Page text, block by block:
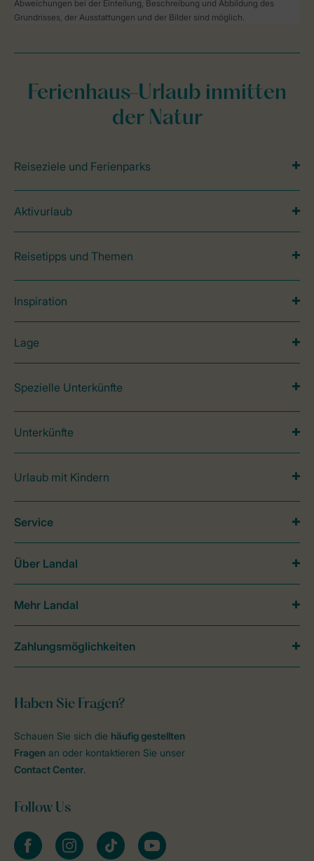
Abweichungen bei der Einteilung, Beschreibung und Abbildung des
Grundrisses, der Ausstattungen und der Bilder sind möglich.
Ferienhaus-Urlaub inmitten
der Natur
Reiseziele und Ferienparks
Aktivurlaub
Reisetipps und Themen
Inspiration
Lage
Spezielle Unterkünfte
Unterkünfte
Urlaub mit Kindern
Haben Sie Fragen?
Schauen Sie sich die häufig gestellten
Fragen an oder kontaktieren Sie unser
Contact Center.
Follow Us
facebookinstagramtiktok youtube
Service
Über Landal
Mehr Landal
Zahlungsmöglichkeiten